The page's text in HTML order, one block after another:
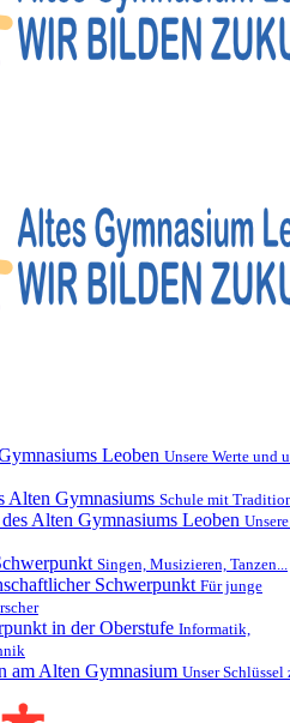
Leoben Unsere Werte und
Alten Gymnasiums Schule mit
Alten Gymnasiums Leoben
Singen, Musizieren, Tanzen...
Schwerpunkt Für junge
in der Oberstufe Informatik,
am Alten Gymnasium Unser Schlüssel